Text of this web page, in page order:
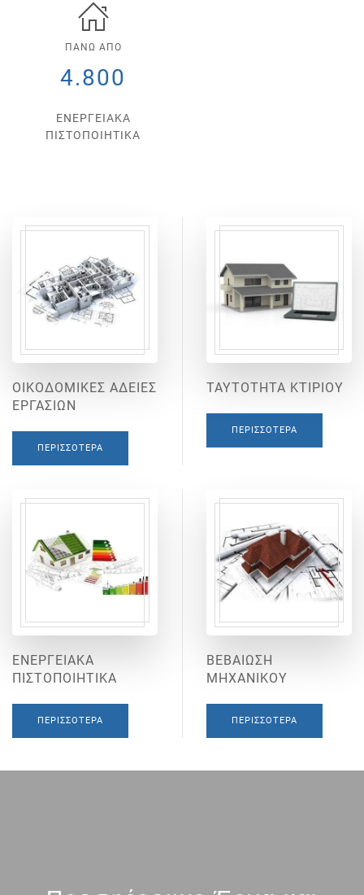
ΠΑΝΩ ΑΠΟ
4.800
ΕΝΕΡΓΕΙΑΚΑ
ΠΙΣΤΟΠΟΙΗΤΙΚΑ
ΟΙΚΟΔΟΜΙΚΕΣ ΑΔΕΙΕΣ
ΕΡΓΑΣΙΩΝ
ΠΕΡΙΣΣΌΤΕΡΑ
ΤΑΥΤΟΤΗΤΑ ΚΤΙΡΙΟΥ
ΠΕΡΙΣΣΌΤΕΡΑ
ΕΝΕΡΓΕΙΑΚΑ
ΠΙΣΤΟΠΟΙΗΤΙΚΑ
ΠΕΡΙΣΣΌΤΕΡΑ
ΒΕΒΑΙΩΣΗ
ΜΗΧΑΝΙΚΟΥ
ΠΕΡΙΣΣΌΤΕΡΑ